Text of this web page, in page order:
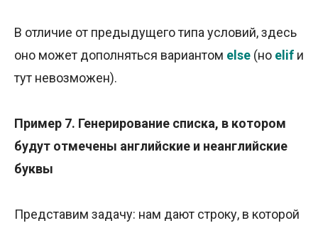
В отличие от предыдущего типа условий, здесь
оно может дополняться вариантом else (но elif и
тут невозможен).
Пример 7. Генерирование списка, в котором
будут отмечены английские и неанглийские
буквы
Представим задачу: нам дают строку, в которой